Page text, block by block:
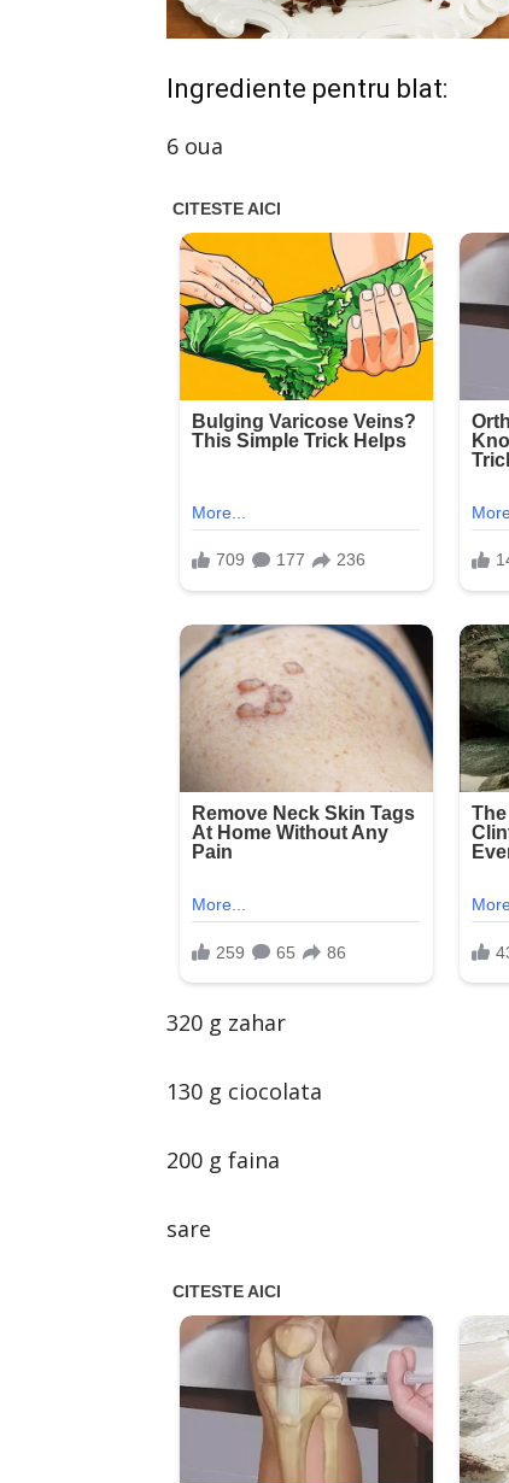
Ingrediente pentru blat:
6 oua
320 g zahar
130 g ciocolata
200 g faina
sare